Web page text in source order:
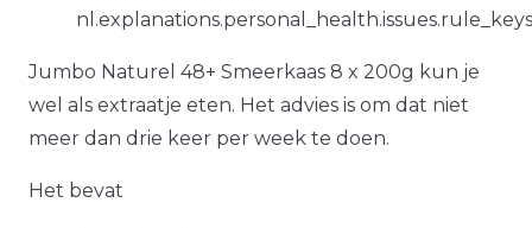
Jumbo Naturel 48+ Smeerkaas 8 x 200g kun je
wel als extraatje eten. Het advies is om dat niet
meer dan drie keer per week te doen.
Het bevat